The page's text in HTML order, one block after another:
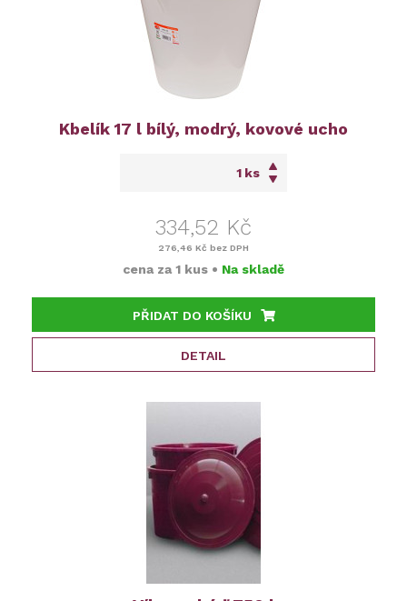
Kbelík 17 l bílý, modrý, kovové ucho
ks
334,52 Kč
276,46 Kč bez DPH
cena za 1 kus • Na skladě
PŘIDAT DO KOŠÍKU
DETAIL